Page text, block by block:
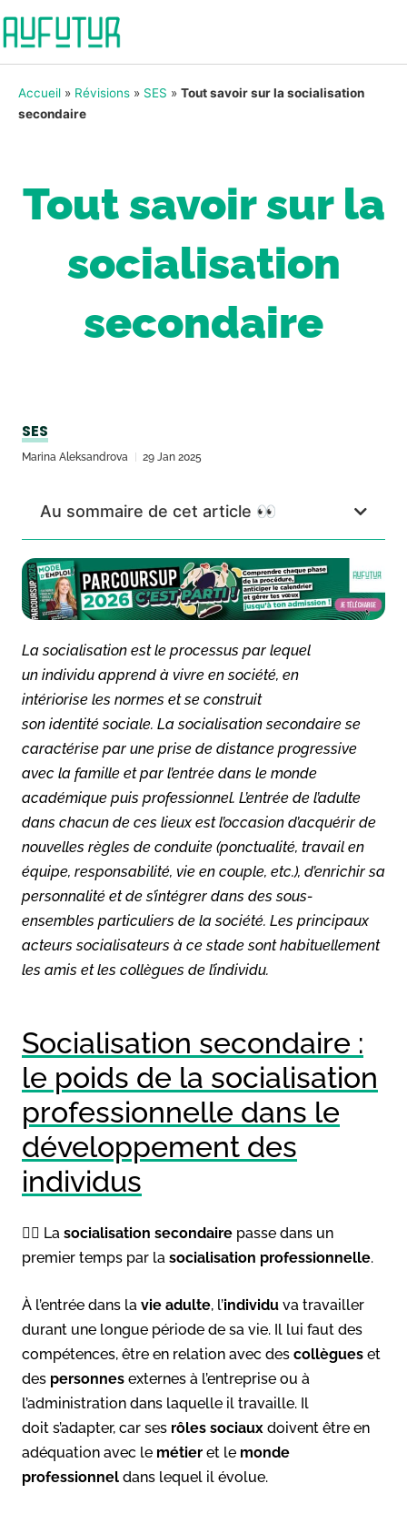
Accueil » Révisions » SES » Tout savoir sur la socialisation
secondaire
Tout savoir sur la
socialisation
secondaire
SES
Marina Aleksandrova 29 Jan 2025
Au sommaire de cet article 👀
La socialisation est le processus par lequel
un individu apprend à vivre en société, en
intériorise les normes et se construit
son identité sociale. La socialisation secondaire se
caractérise par une prise de distance progressive
avec la famille et par l’entrée dans le monde
académique puis professionnel. L’entrée de l’adulte
dans chacun de ces lieux est l’occasion d’acquérir de
nouvelles règles de conduite (ponctualité, travail en
équipe, responsabilité, vie en couple, etc.), d’enrichir sa
personnalité et de s’intégrer dans des sous-
ensembles particuliers de la société. Les principaux
acteurs socialisateurs à ce stade sont habituellement
les amis et les collègues de l’individu.
Socialisation secondaire :
le poids de la socialisation
professionnelle dans le
développement des
individus
👉🏻 La socialisation secondaire passe dans un
premier temps par la socialisation professionnelle.
À l’entrée dans la vie adulte, l’individu va travailler
durant une longue période de sa vie. Il lui faut des
compétences, être en relation avec des collègues et
des personnes externes à l’entreprise ou à
l’administration dans laquelle il travaille. Il
doit s’adapter, car ses rôles sociaux doivent être en
adéquation avec le métier et le monde
professionnel dans lequel il évolue.